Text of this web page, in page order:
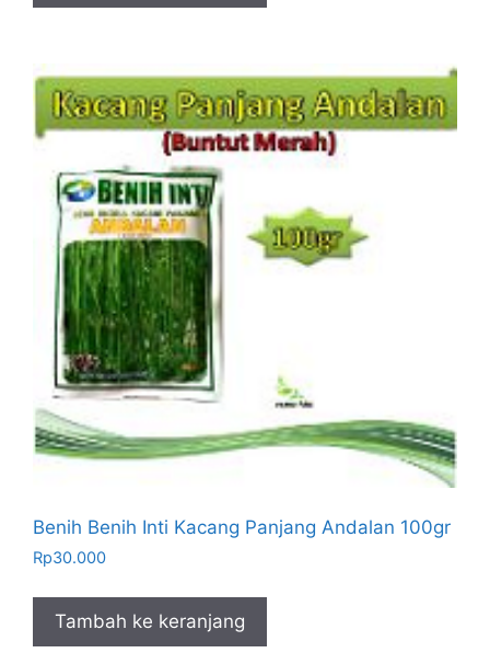
Benih Benih Inti Kacang Panjang Andalan 100gr
Rp30.000
Tambah ke keranjang